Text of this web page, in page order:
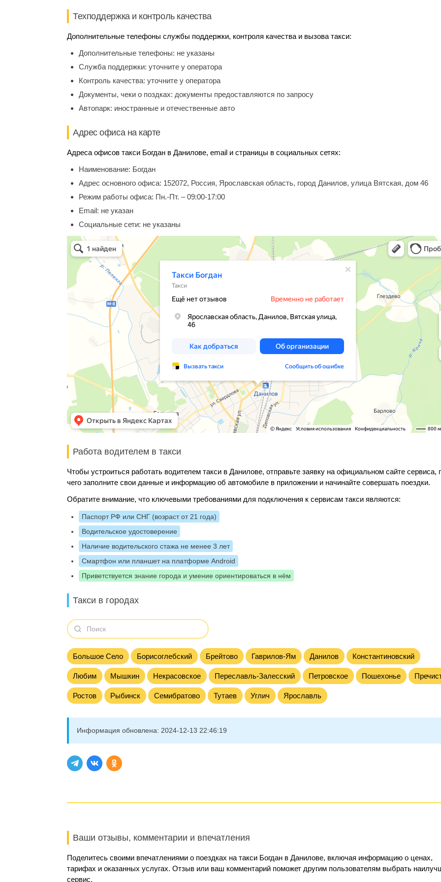
Техподдержка и контроль качества
Дополнительные телефоны службы поддержки, контроля качества и вызова такси:
Дополнительные телефоны: не указаны
Служба поддержки: уточните у оператора
Контроль качества: уточните у оператора
Документы, чеки о поздках: документы предоставляются по запросу
Автопарк: иностранные и отечественные авто
Адрес офиса на карте
Адреса офисов такси Богдан в Данилове, email и страницы в социальных сетях:
Наименование: Богдан
Адрес основного офиса: 152072, Россия, Ярославская область, город Данилов, улица Вятская, дом 46
Режим работы офиса: Пн.-Пт. – 09:00-17:00
Email: не указан
Социальные сети: не указаны
Работа водителем в такси
Чтобы устроиться работать водителем такси в Данилове, отправьте заявку на официальном сайте сервиса,
чего заполните свои данные и информацию об автомобиле в приложении и начинайте совершать поездки.
Обратите внимание, что ключевыми требованиями для подключения к сервисам такси являются:
Паспорт РФ или СНГ (возраст от 21 года)
Водительское удостоверение
Наличие водительского стажа не менее 3 лет
Смартфон или планшет на платформе Android
Приветствуется знание города и умение ориентироваться в нём
Такси в городах
Большое Село Борисоглебский Брейтово Гаврилов-Ям Данилов Константиновский
Любим Мышкин Некрасовское Переславль-Залесский Петровское Пошехонье
Ростов Рыбинск Семибратово Тутаев Углич Ярославль
Информация обновлена: 2024-12-13 22:46:19
Ваши отзывы, комментарии и впечатления
Поделитесь своими впечатлениями о поездках на такси Богдан в Данилове, включая информацию о ценах,
тарифах и оказанных услугах. Отзыв или ваш комментарий поможет другим пользователям выбрать
сервис.